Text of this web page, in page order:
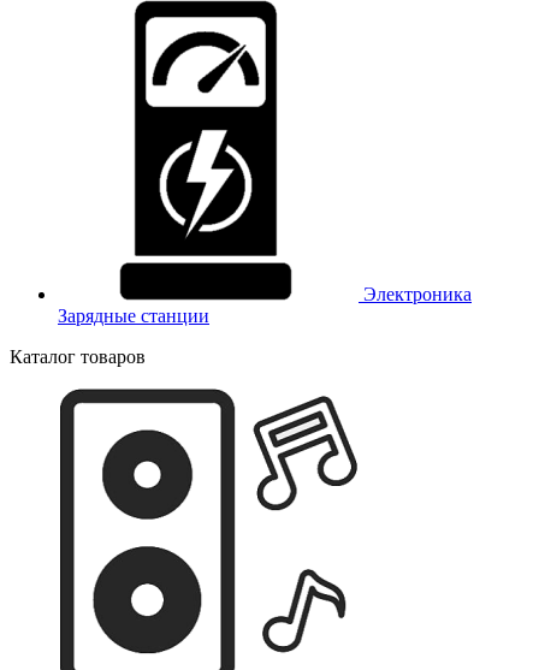
Электроника
Зарядные станции
Каталог товаров